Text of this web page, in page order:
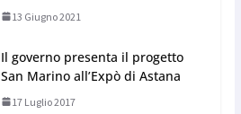
13 Giugno 2021
Il governo presenta il progetto
San Marino all’Expò di Astana
17 Luglio 2017